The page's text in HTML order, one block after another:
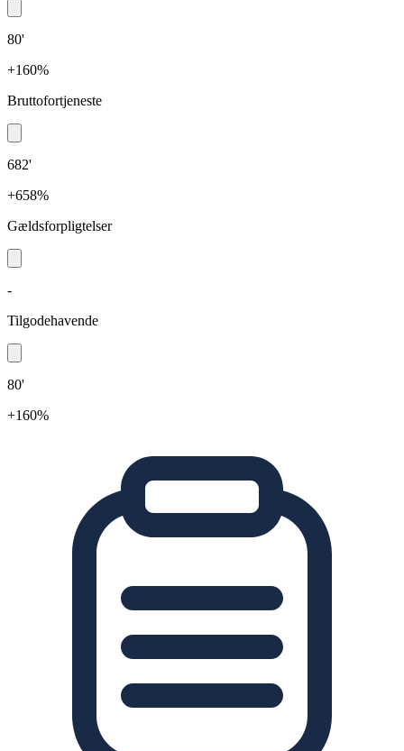
80'
+160%
Bruttofortjeneste
682'
+658%
Gældsforpligtelser
-
Tilgodehavende
80'
+160%